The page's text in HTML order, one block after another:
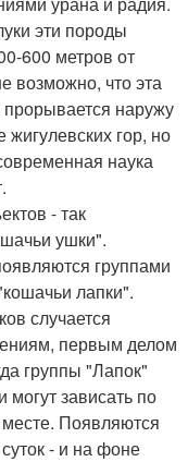
эти породы
600 метров от
возможно, что эта
наружу
гор, но
наука
- так
ушки".
группами
лапки".
случается
первым делом
группы "Лапок"
зависать по
Появляются
- и на фоне